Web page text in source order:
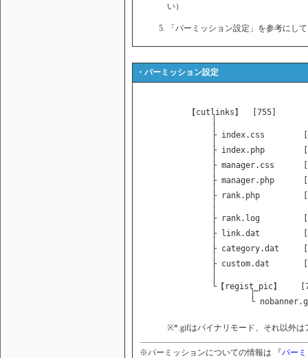
い）
「パーミッション設定」を参考にし
・パーミッション設定
          【cutlinks】  [755]
               │
├ index.css
               │
├ index.php
               │
├ manager.css
               │
├ manager.php
               │
├ rank.php
               │
               │
├ rank.log
               │
├ link.dat
               │
├ category.dat
               │
├ custom.dat
               │
               │
└【regist_pic】
                       │
└
※*.gifはバイナリモード、それ以外は
※パーミッションについての情報は 『パー